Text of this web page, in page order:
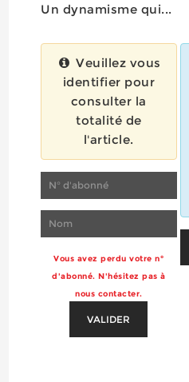
Un dynamisme qui...
Veuillez vous
identifier pour
consulter la
totalité de
l'article.
Vous avez perdu votre n°
d'abonné. N'hésitez pas à
nous contacter.
VALIDER